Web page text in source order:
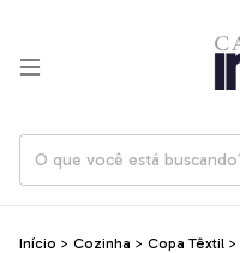
Início > Cozinha > Copa Têxtil >